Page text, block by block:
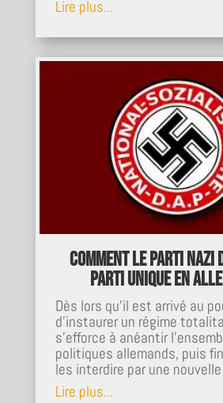
Lire plus...
Comment le Parti nazi
parti unique en
Dès lors qu'il est arrivé au
d'instaurer un régime
s'efforce à anéantir
politiques allemands, puis
les interdire par une
Lire plus...